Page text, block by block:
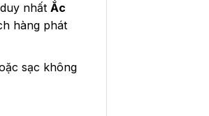
nhất Ắc
hàng phát
sạc không